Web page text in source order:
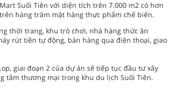
Suối Tiên với diện tích trên 7.000 m2 có hơn
hàng trăm mặt hàng thực phẩm chế biến.
thời trang, khu trò chơi, nhà hàng thức ăn
rút tiền tự động, bán hàng qua điện thoại, giao
giai đoạn 2 của dự án sẽ tiếp tục đầu tư xây
tâm thương mại trong khu du lịch Suối Tiên.